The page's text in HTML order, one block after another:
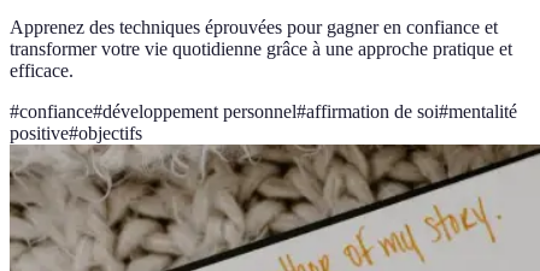
Apprenez des techniques éprouvées pour gagner en confiance et
transformer votre vie quotidienne grâce à une approche pratique et
efficace.
#confiance#développement personnel#affirmation de soi#mentalité
positive#objectifs